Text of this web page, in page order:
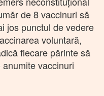
de 8 vaccinuri să
jos punctul de vedere
voluntară,
fiecare părinte să
vaccinuri